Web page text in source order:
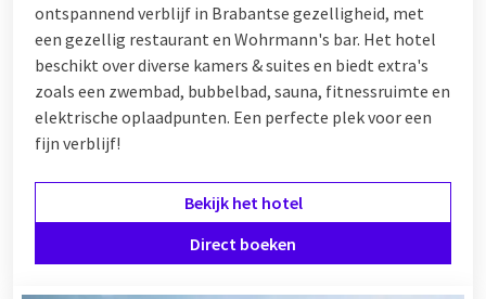
ontspannend verblijf in Brabantse gezelligheid, met
een gezellig restaurant en Wohrmann's bar. Het hotel
beschikt over diverse kamers & suites en biedt extra's
zoals een zwembad, bubbelbad, sauna, fitnessruimte en
elektrische oplaadpunten. Een perfecte plek voor een
fijn verblijf!
Bekijk het hotel
Direct boeken